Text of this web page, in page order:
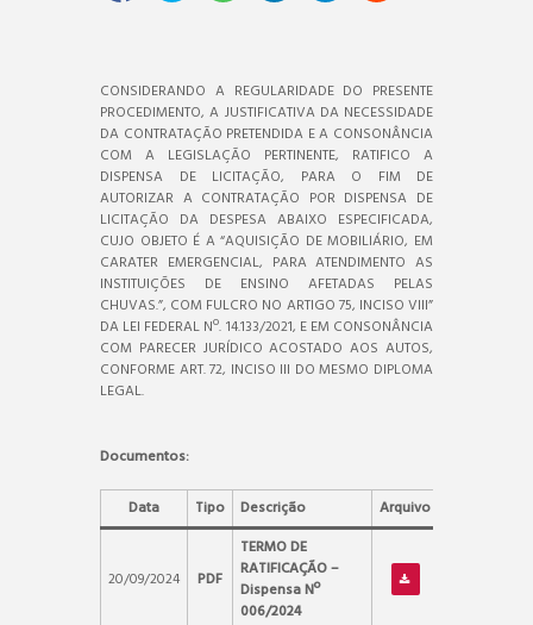
CONSIDERANDO A REGULARIDADE DO PRESENTE
PROCEDIMENTO, A JUSTIFICATIVA DA NECESSIDADE
DA CONTRATAÇÃO PRETENDIDA E A CONSONÂNCIA
COM A LEGISLAÇÃO PERTINENTE, RATIFICO A
DISPENSA DE LICITAÇÃO, PARA O FIM DE
AUTORIZAR A CONTRATAÇÃO POR DISPENSA DE
LICITAÇÃO DA DESPESA ABAIXO ESPECIFICADA,
CUJO OBJETO É A “AQUISIÇÃO DE MOBILIÁRIO, EM
CARATER EMERGENCIAL, PARA ATENDIMENTO AS
INSTITUIÇÕES DE ENSINO AFETADAS PELAS
CHUVAS.”, COM FULCRO NO ARTIGO 75, INCISO VIII”
DA LEI FEDERAL Nº. 14.133/2021, E EM CONSONÂNCIA
COM PARECER JURÍDICO ACOSTADO AOS AUTOS,
CONFORME ART. 72, INCISO III DO MESMO DIPLOMA
LEGAL.
Documentos:
Data Tipo Descrição Arquivo
20/09/2024 PDF
TERMO DE
RATIFICAÇÃO –
Dispensa Nº
006/2024